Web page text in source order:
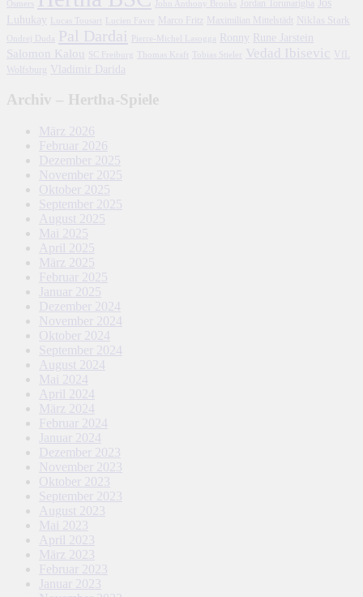
Jordan Torunarigha
Luhukay
Lucien Favre Marco Fritz Maximilian Mittelstädt Niklas Stark
Pal Dardai Pierre-Michel Lasogga Ronny Rune Jarstein
Salomon Kalou SC Freiburg Thomas Kraft Tobias Stieler Vedad Ibisevic
VfL
Wolfsburg Vladimir Darida
Archiv – Hertha-Spiele
März 2026
Februar 2026
Dezember 2025
November 2025
Oktober 2025
September 2025
August 2025
Mai 2025
April 2025
März 2025
Februar 2025
Januar 2025
Dezember 2024
November 2024
Oktober 2024
September 2024
August 2024
Mai 2024
April 2024
März 2024
Februar 2024
Januar 2024
Dezember 2023
November 2023
Oktober 2023
September 2023
August 2023
Mai 2023
April 2023
März 2023
Februar 2023
Januar 2023